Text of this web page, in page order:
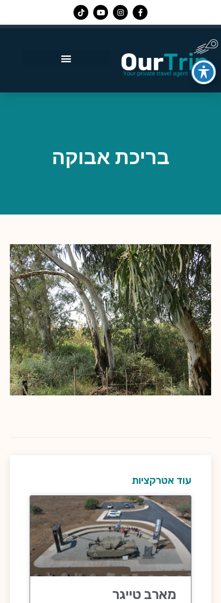
בריכת אבוקה
עוד אטרקציות
מארב טייגר